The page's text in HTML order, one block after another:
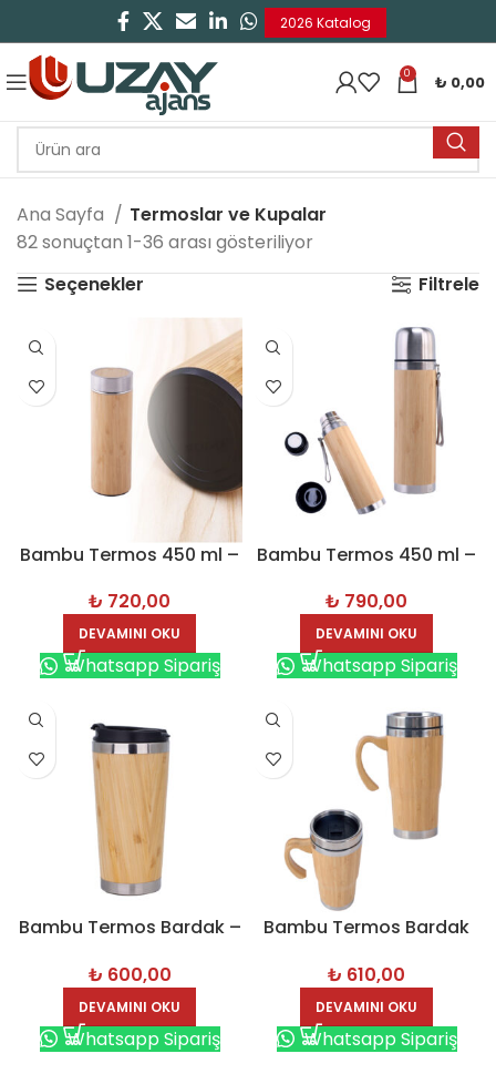
2026 Katalog
0 ₺ 0,00
Ana Sayfa
Termoslar ve Kupalar
82 sonuçtan 1-36 arası gösteriliyor
Seçenekler
Filtrele
Bambu Termos 450 ml –
₺ 720,00
DEVAMINI OKU
Whatsapp Sipariş
Bambu Termos 450 ml –
₺ 790,00
DEVAMINI OKU
Whatsapp Sipariş
Bambu Termos Bardak –
₺ 600,00
DEVAMINI OKU
Whatsapp Sipariş
Bambu Termos Bardak
₺ 610,00
DEVAMINI OKU
Whatsapp Sipariş